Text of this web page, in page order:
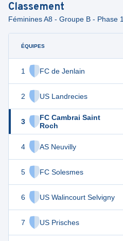
Classement
Féminines A8 - Groupe B - Phase 1
ÉQUIPES
1 FC de Jenlain
2 US Landrecies
3
FC Cambrai Saint
Roch
4 AS Neuvilly
5 FC Solesmes
6 US Walincourt Selvigny
7 US Prisches
24
17 13